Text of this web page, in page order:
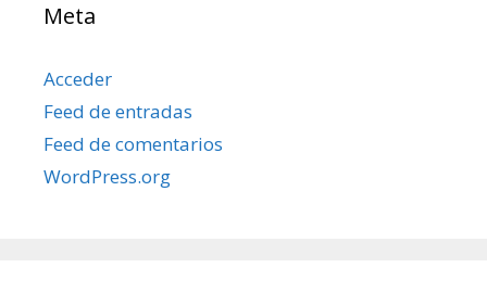
Meta
Acceder
Feed de entradas
Feed de comentarios
WordPress.org